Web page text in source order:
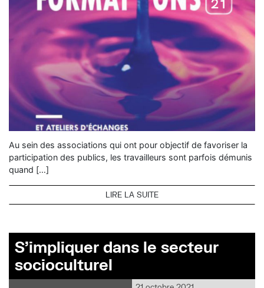
Au sein des associations qui ont pour objectif de favoriser la
participation des publics, les travailleurs sont parfois démunis
quand […]
LIRE LA SUITE
S’impliquer dans le secteur
socioculturel